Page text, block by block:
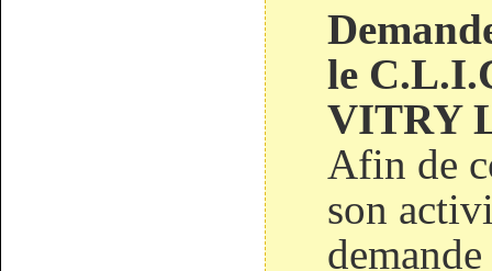
le
VITRY
Afin de
son